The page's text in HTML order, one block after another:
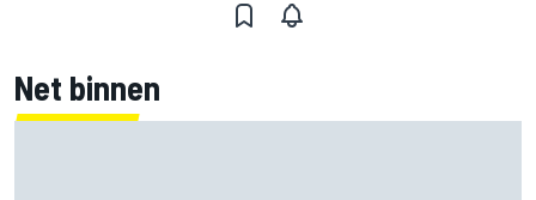
Net binnen